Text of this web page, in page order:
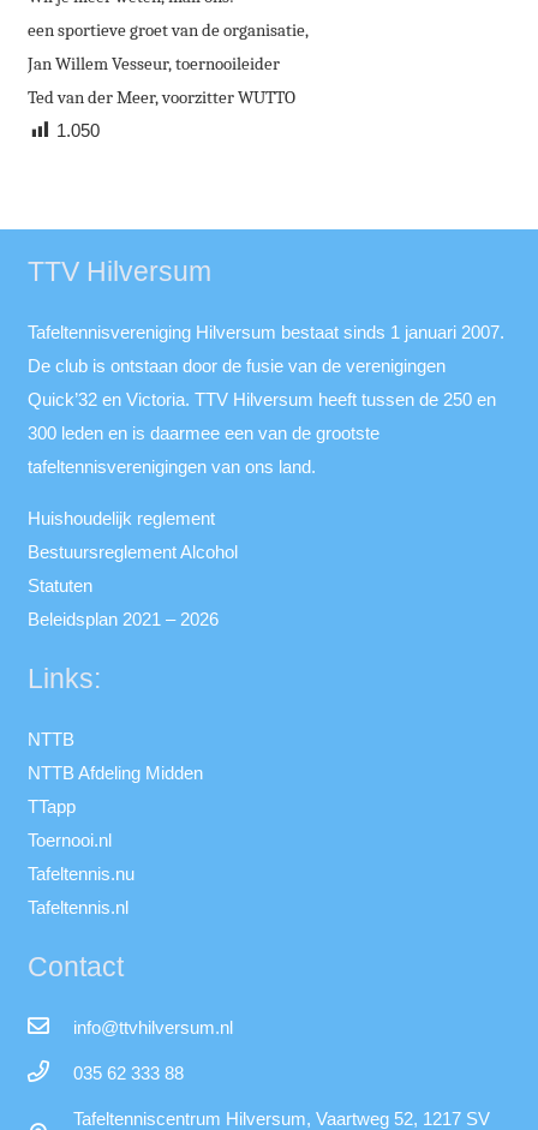
een sportieve groet van de organisatie,
Jan Willem Vesseur, toernooileider
Ted van der Meer, voorzitter WUTTO
1.050
TTV Hilversum
Tafeltennisvereniging Hilversum bestaat sinds 1 januari 2007.
De club is ontstaan door de fusie van de verenigingen
Quick’32 en Victoria. TTV Hilversum heeft tussen de 250 en
300 leden en is daarmee een van de grootste
tafeltennisverenigingen van ons land.
Huishoudelijk reglement
Bestuursreglement Alcohol
Statuten
Beleidsplan 2021 – 2026
Links:
NTTB
NTTB Afdeling Midden
TTapp
Toernooi.nl
Tafeltennis.nu
Tafeltennis.nl
Contact
info@ttvhilversum.nl
035 62 333 88
Tafeltenniscentrum Hilversum, Vaartweg 52, 1217 SV